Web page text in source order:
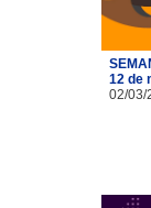
12 de
02/03/